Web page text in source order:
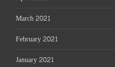
March 2021
February 2021
January 2021